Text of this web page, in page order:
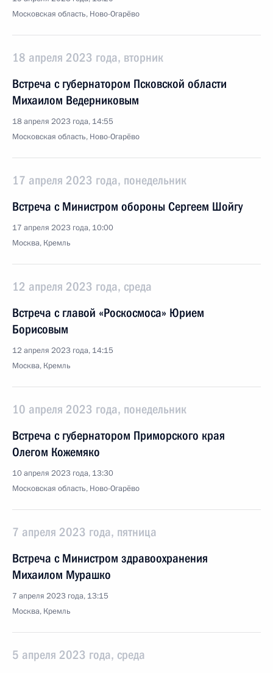
Московская область, Ново-Огарёво
18 апреля 2023 года, вторник
Встреча с губернатором Псковской области
Михаилом Ведерниковым
18 апреля 2023 года, 14:55
Московская область, Ново-Огарёво
17 апреля 2023 года, понедельник
Встреча с Министром обороны Сергеем Шойгу
17 апреля 2023 года, 10:00
Москва, Кремль
12 апреля 2023 года, среда
Встреча с главой «Роскосмоса» Юрием
Борисовым
12 апреля 2023 года, 14:15
Москва, Кремль
10 апреля 2023 года, понедельник
Встреча с губернатором Приморского края
Олегом Кожемяко
10 апреля 2023 года, 13:30
Московская область, Ново-Огарёво
7 апреля 2023 года, пятница
Встреча с Министром здравоохранения
Михаилом Мурашко
7 апреля 2023 года, 13:15
Москва, Кремль
5 апреля 2023 года, среда